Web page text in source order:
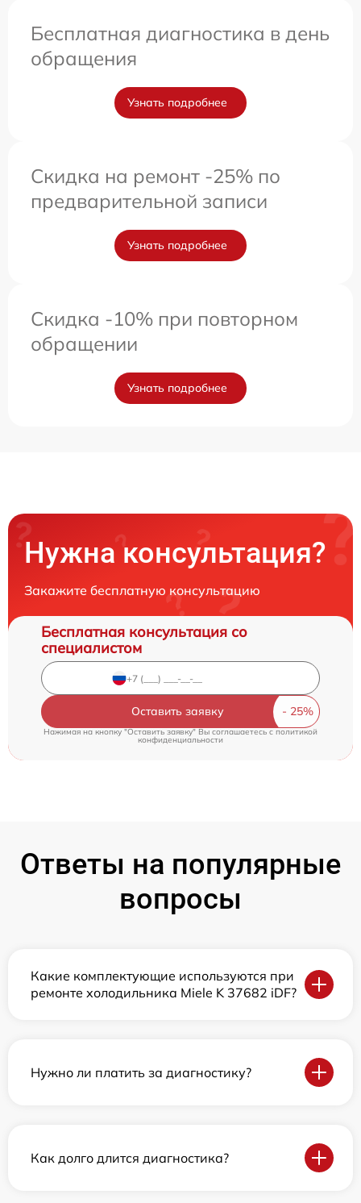
Бесплатная диагностика в день
обращения
Узнать подробнее
Скидка на ремонт -25% по
предварительной записи
Узнать подробнее
Скидка -10% при повторном
обращении
Узнать подробнее
Нужна консультация?
Закажите бесплатную консультацию
Бесплатная консультация со
специалистом
Оставить заявку
Нажимая на кнопку "Оставить заявку" Вы соглашаетесь cполитикой
конфиденциальности
Ответы на популярные
вопросы
Какие комплектующие используются при
ремонте холодильника Miele K 37682 iDF?
Нужно ли платить за диагностику?
Как долго длится диагностика?